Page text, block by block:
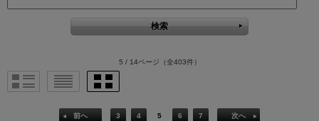
5 / 14ページ （全403件）
前へ 3 4 5 6 7 次へ